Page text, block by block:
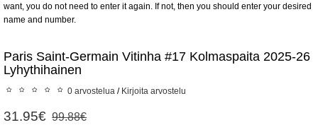
want, you do not need to enter it again. If not, then you should enter your desired
name and number.
Paris Saint-Germain Vitinha #17 Kolmaspaita 2025-26
Lyhythihainen
0 arvostelua / Kirjoita arvostelu
31.95€ 99.88€